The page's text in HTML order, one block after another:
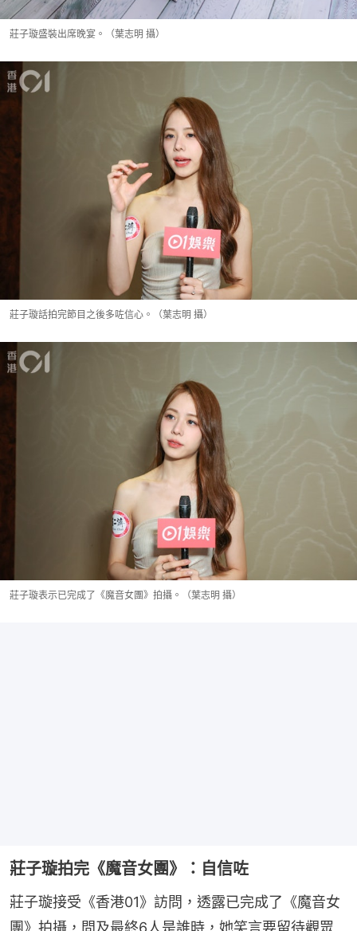
莊子璇盛裝出席晚宴。（葉志明 攝）
莊子璇話拍完節目之後多咗信心。（葉志明 攝）
莊子璇表示已完成了《魔音女團》拍攝。（葉志明 攝）
莊子璇拍完《魔音女團》：自信咗
莊子璇接受《香港01》訪問，透露已完成了《魔音女
團》拍攝，問及最終6人是誰時，她笑言要留待觀眾